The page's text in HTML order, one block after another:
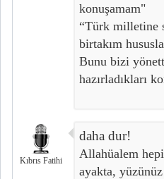
konuşamam"
“Türk milletine
birtakım
Bunu bizi
hazırladıkları
Kıbrıs Fatihi
daha dur!
Allahüalem
ayakta,